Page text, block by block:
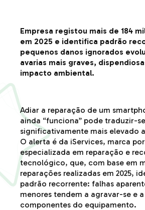
Empresa registou mais de 184
em 2025 e identifica padrão
pequenos danos ignorados
avarias mais graves,
impacto ambiental.
Adiar a reparação de um
ainda “funciona” pode traduzir-
significativamente mais elevado
O alerta é da iServices, marca
especializada em reparação e
tecnológico, que, com base em
reparações realizadas em 2025,
padrão recorrente: falhas
menores tendem a agravar-se e
componentes do equipamento.